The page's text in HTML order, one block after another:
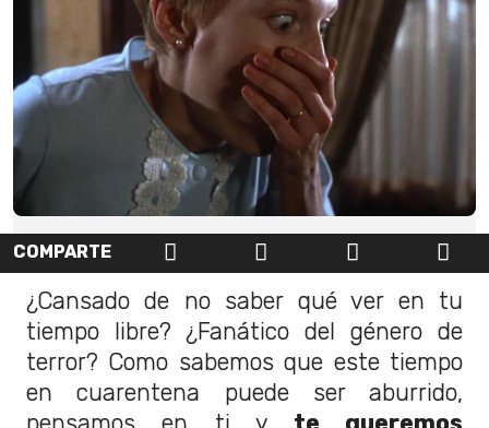
COMPARTE
¿Cansado de no saber qué ver en tu
tiempo libre? ¿Fanático del género de
terror? Como sabemos que este tiempo
en cuarentena puede ser aburrido,